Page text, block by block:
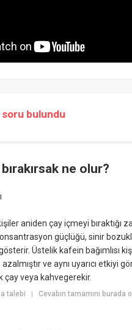
soru bulundu
ne olur?
aniden çay içmeyi bıraktığı
güçlüğü, sinir
Üstelik kafein bağımlısı
ve aynı uyarıcı etkiyi
çay veya kahvegerekir.
talebi |Cevabın tamamını burada